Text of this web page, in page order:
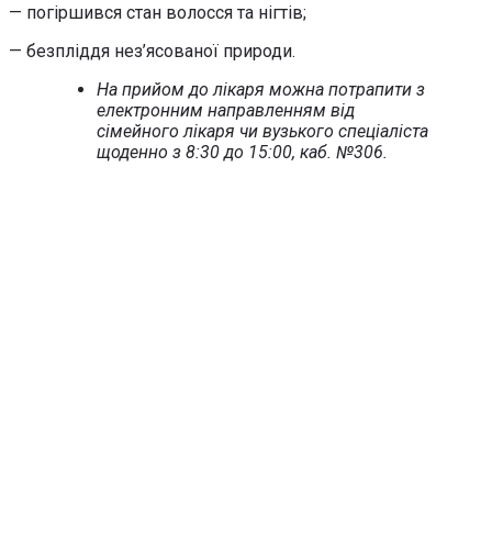
— погіршився стан волосся та нігтів;
— безпліддя нез’ясованої природи.
На прийом до лікаря можна потрапити з
електронним направленням від
сімейного лікаря чи вузького спеціаліста
щоденно з 8:30 до 15:00, каб. №306.